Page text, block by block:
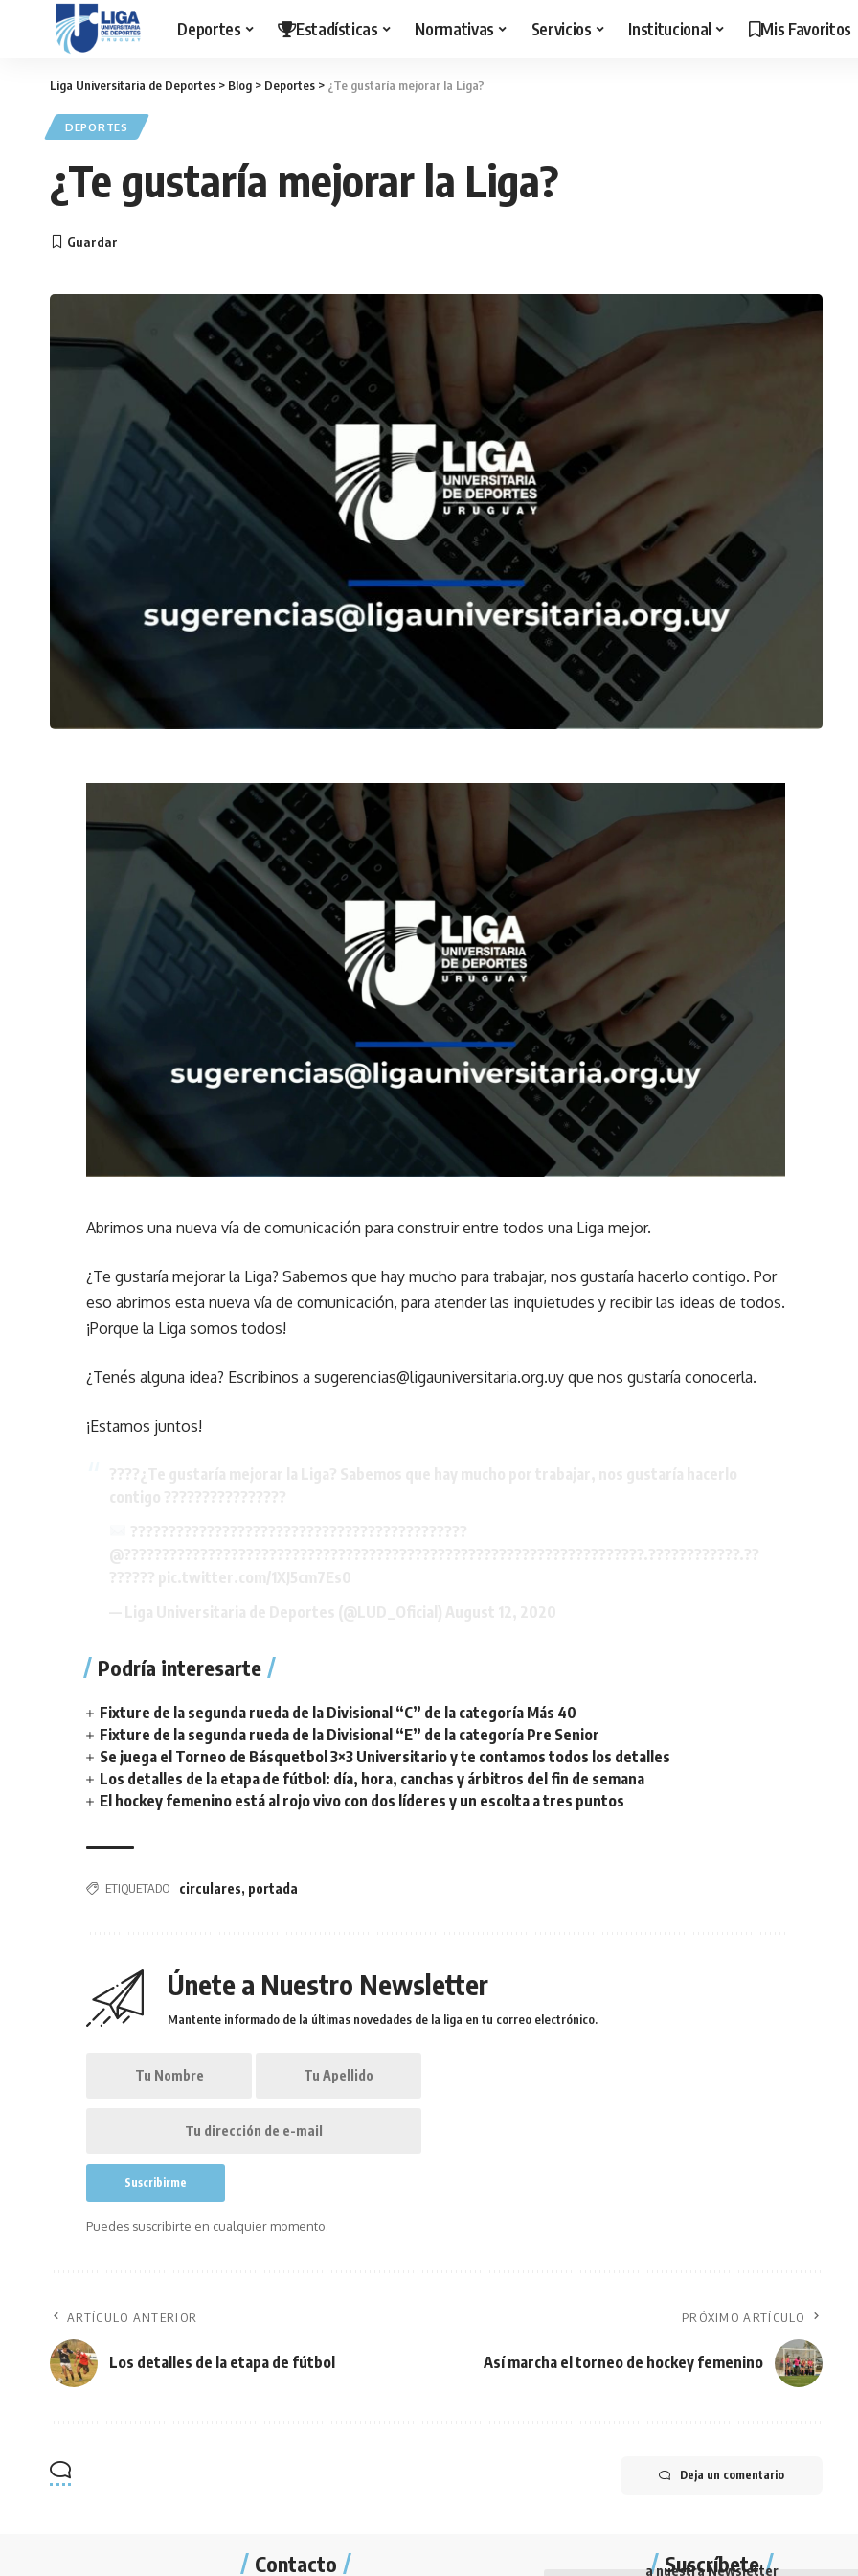
Deportes Estadísticas Normativas Servicios Institucional Mis Favoritos
Liga Universitaria de Deportes > Blog > Deportes > ¿Te gustaría mejorar la Liga?
DEPORTES
¿Te gustaría mejorar la Liga?
Abrimos una nueva vía de comunicación para construir entre todos una Liga mejor.
¿Te gustaría mejorar la Liga? Sabemos que hay mucho para trabajar, nos gustaría hacerlo contigo. Por
eso abrimos esta nueva vía de comunicación, para atender las inquietudes y recibir las ideas de todos.
¡Porque la Liga somos todos!
¿Tenés alguna idea? Escribinos a sugerencias@ligauniversitaria.org.uy que nos gustaría conocerla.
¡Estamos juntos!
Podría interesarte
Fixture de la segunda rueda de la Divisional “C” de la categoría Más 40
Fixture de la segunda rueda de la Divisional “E” de la categoría Pre Senior
Se juega el Torneo de Básquetbol 3×3 Universitario y te contamos todos los detalles
Los detalles de la etapa de fútbol: día, hora, canchas y árbitros del fin de semana
El hockey femenino está al rojo vivo con dos líderes y un escolta a tres puntos
ETIQUETADO circulares, portada
Únete a Nuestro Newsletter
Mantente informado de la últimas novedades de la liga en tu correo electrónico.
Puedes suscribirte en cualquier momento.
ARTÍCULO ANTERIOR
Los detalles de la etapa de fútbol
PRÓXIMO ARTÍCULO
Así marcha el torneo de hockey femenino
Deja un comentario
Contacto Suscríbete
a nuestra Newsletter